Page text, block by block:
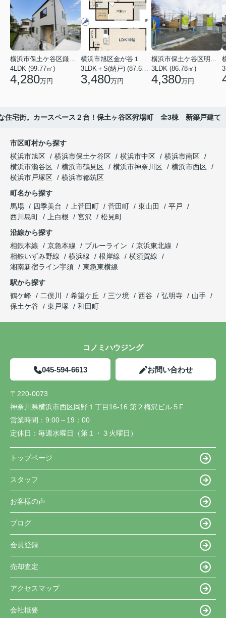
4LDK (99.77㎡)
4,280万円 3,480万円
3LDK (86.78㎡)
4,380万円
住宅街。カースペース２台！保土ヶ谷区狩場町 全3棟 新築戸建て
市区町村から探す
横浜市旭区
横浜市保土ケ谷区 横浜市中区
横浜市南区
横浜市瀬谷区
横浜市鶴見区 横浜市神奈川区
横浜市西区
横浜市戸塚区
横浜市都筑区
町名から探す
馬場
四季美台 上菅田町 菅田町 東山田
平戸
西川島町
上白根 宮沢
松見町
沿線から探す
相鉄本線
京急本線 ブルーライン
京浜東北線
相鉄いずみ野線
横浜線 根岸線
横須賀線
湘南新宿ライン宇須
東急東横線
駅から探す
鶴ケ峰
二俣川 希望ケ丘 三ツ境 西谷 弘明寺
山手
保土ケ谷
東戸塚 和田町
コノミハウジング
045-594-6613 お問い合わせ
〒220-0073
神奈川県横浜市西区岡野１丁目16-16 第２梅沢ビル５F
営業時間： 9:00～19：00
定休日： 毎週水曜日（第１・３火曜日）
トップページ
スタッフ
お客様の声
ブログ
会員登録
売却査定
アクセスマップ
会社概要